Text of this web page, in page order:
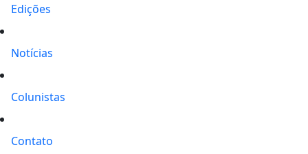
Edições
Notícias
Colunistas
Contato